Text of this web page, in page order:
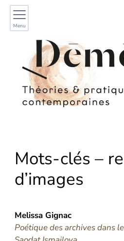
Menu
Mots-clés –
d’images
Melissa Gignac
Poétique des archives dans